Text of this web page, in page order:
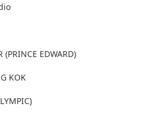
(PRINCE EDWARD)
KOK